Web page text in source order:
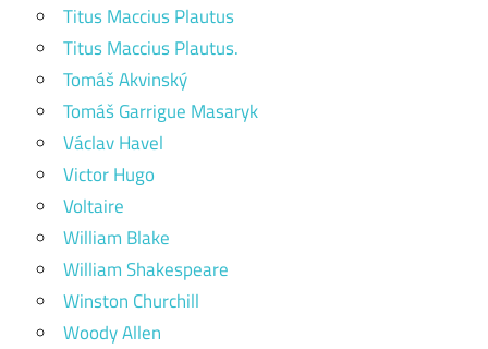
Titus Maccius Plautus
Titus Maccius Plautus.
Tomáš Akvinský
Tomáš Garrigue Masaryk
Václav Havel
Victor Hugo
Voltaire
William Blake
William Shakespeare
Winston Churchill
Woody Allen